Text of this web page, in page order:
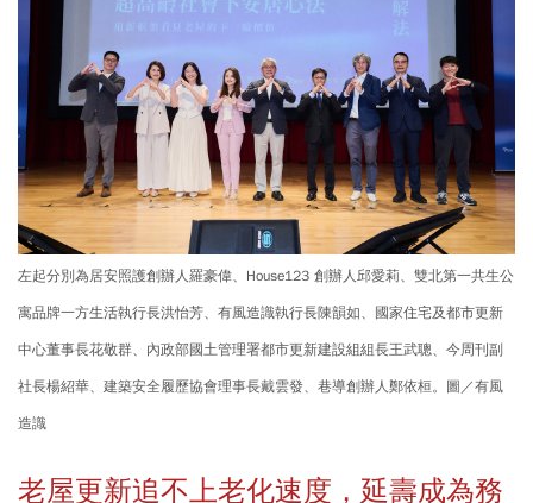
左起分別為居安照護創辦人羅豪偉、House123 創辦人邱愛莉、雙北第一共生公
寓品牌一方生活執行長洪怡芳、有風造識執行長陳韻如、國家住宅及都市更新
中心董事長花敬群、內政部國土管理署都市更新建設組組長王武聰、今周刊副
社長楊紹華、建築安全履歷協會理事長戴雲發、巷導創辦人鄭依桓。圖／有風
造識
老屋更新追不上老化速度，延壽成為務